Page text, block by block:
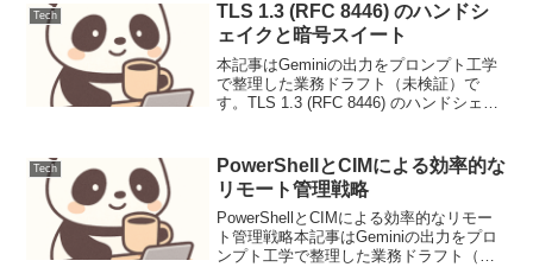
Tech
TLS 1.3 (RFC 8446) のハンドシ
ェイクと暗号スイート
本記事はGeminiの出力をプロンプト工学
で整理した業務ドラフト（未検証）で
す。TLS 1.3 (RFC 8446) のハンドシェイ
ネッ...
Tech
PowerShellとCIMによる効率的な
リモート管理戦略
PowerShellとCIMによる効率的なリモー
ト管理戦略本記事はGeminiの出力をプロ
ンプト工学で整理した業務ドラフト（未